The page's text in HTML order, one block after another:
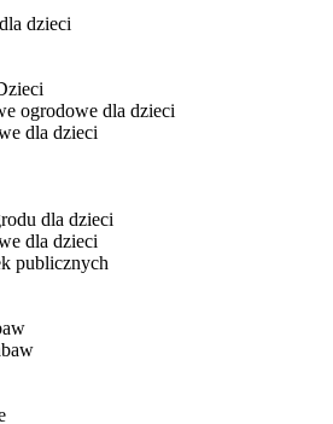
dzieci
ogrodowe dla dzieci
dla dzieci
dla dzieci
dla dzieci
publicznych